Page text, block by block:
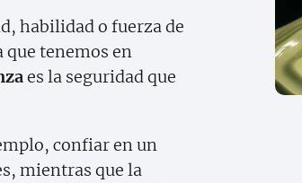
habilidad o fuerza de
tenemos en
es la seguridad que
confiar en un
mientras que la